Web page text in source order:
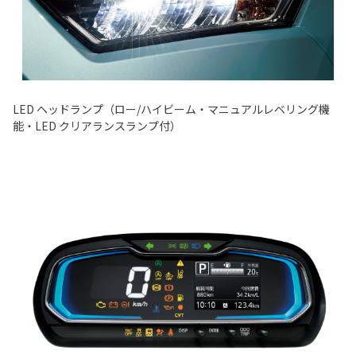
LED ヘッドランプ（ロー/ハイビーム・マニュアルレベリング機
能・LED クリアランスランプ付）